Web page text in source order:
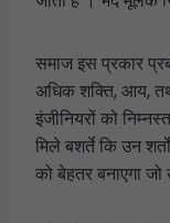
समाज इस प्रकार
अधिक शक्ति, आय,
इंजीनियरों को
मिले बशर्ते कि उन
को बेहतर बनाएगा